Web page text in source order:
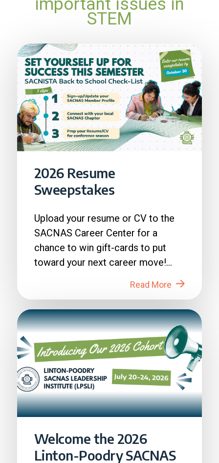
important issues in
STEM
2026 Resume
Sweepstakes
Upload your resume or CV to the
SACNAS Career Center for a
chance to win gift-cards to put
toward your next career move!
Read More
Welcome the 2026
Linton-Poodry SACNAS